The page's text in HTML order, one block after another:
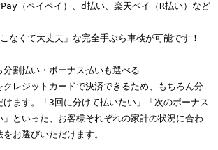
（ペイペイ）、d払い、楽天ペイ（R払い）など
なくて大丈夫」な完全手ぶら車検が可能です！
割払い・ボーナス払いも選べる
レジットカードで決済できるため、もちろん分
ます。「3回に分けて払いたい」「次のボーナス
」といった、お客様それぞれの家計の状況に合わ
お選びいただけます。